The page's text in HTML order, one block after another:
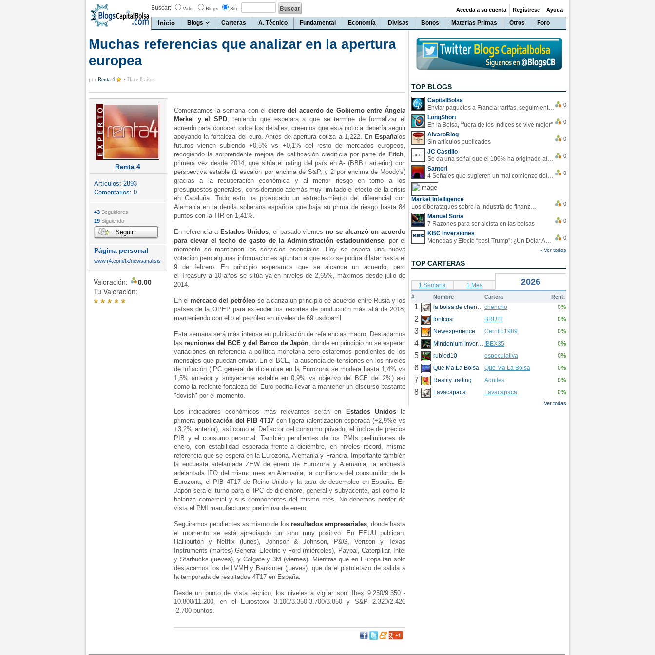
Buscar: Valor Blogs Site
Inicio Blogs Carteras A. Técnico Fundamental Economía Divisas Bonos Materias Primas Otros Foro
Acceda a su cuenta Regístrese Ayuda
Muchas referencias que analizar en la apertura
europea
por Renta 4 • Hace 8 años
Renta 4
Artículos: 2893
Comentarios: 0
43 Seguidores
19 Siguiendo
Seguir
Página personal
www.r4.com/tx/newsanalisis
Valoración:
0.00
Tu Valoración:
*****
Comenzamos la semana con el cierre del acuerdo de Gobierno entre Ángela
Merkel y el SPD, teniendo que esperara a que se termine de formalizar el
acuerdo para conocer todos los detalles, creemos que esta noticia debería seguir
apoyando la fortaleza del euro. Antes de apertura cotiza a 1,222. En Españalos
futuros vienen subiendo +0,5% vs +0,1% del resto de mercados europeos,
recogiendo la sorprendente mejora de calificación crediticia por parte de Fitch,
primera vez desde 2014, que sitúa el rating del país en A- (BBB+ anterior) con
perspectiva estable (1 escalón por encima de S&P, y 2 por encima de Moody's)
gracias a la recuperación económica y al menor riesgo en torno a los
presupuestos generales, considerando además muy limitado el efecto de la crisis
en Cataluña. Todo esto ha provocado un estrechamiento del diferencial con
Alemania en la deuda soberana española que baja su prima de riesgo hasta 84
puntos con la TIR en 1,41%.
En referencia a Estados Unidos, el pasado viernesno se alcanzó un acuerdo
para elevar el techo de gasto de la Administración estadounidense, por el
momento se mantienen los servicios esenciales. Hoy se espera una nueva
votación pero algunas informaciones apuntan a que esto se podría dilatar hasta el
9 de febrero. En principio esperamos que se alcance un acuerdo, pero
el Treasury a 10 años se sitúa ya en niveles de 2,65%, máximos desde julio de
2014.
En elmercado del petróleose alcanza un principio de acuerdo entre Rusia y los
países de la OPEP para extender los recortes de producción más allá de 2018,
manteniendo con ello el petróleo en niveles de 69 usd/barril
Esta semana será más intensa en publicación de referencias macro. Destacamos
lasreuniones del BCE y del Banco de Japón, donde en principio no se esperan
variaciones en referencia a política monetaria pero estaremos pendientes de los
mensajes que puedan enviar. En el BCE, la ausencia de tensiones en los niveles
de inflación (IPC general de diciembre en la Eurozona se modera hasta 1,4% vs
1,5% anterior y subyacente estable en 0,9% vs objetivo del BCE del 2%) así
como la reciente fortaleza del Euro podría llevar a mantener un discurso bastante
"dovish" por el momento.
Los indicadores económicos más relevantes serán en Estados Unidosla
primera publicación del PIB 4T17 con ligera ralentización esperada (+2,9%e vs
+3,2% anterior), así como el Deflactor del consumo privado, el índice de precios
PIB y el consumo personal. También pendientes de los PMIs preliminares de
enero, con estabilidad esperada frente a diciembre, en niveles récord, misma
referencia que se espera en la Eurozona, Alemania y Francia. Importante también
la encuesta adelantada ZEW de enero de Eurozona y Alemania, la encuesta
adelantada IFO del mismo mes en Alemania, la confianza del consumidor de la
Eurozona, el PIB 4T17 de Reino Unido y la tasa de desempleo en España. En
Japón será el turno para el IPC de diciembre, general y subyacente, así como la
balanza comercial y sus componentes del mismo mes. No debemos perder de
vista el PMI manufacturero preliminar de enero.
Seguiremos pendientes asimismo de los resultados empresariales, donde hasta
el momento se está apreciando un tono muy positivo. En EEUU publican:
Halliburton y Netflix (lunes), Johnson & Johnson, P&G, Verizon y Texas
Instruments (martes) General Electric y Ford (miércoles), Paypal, Caterpillar, Intel
y Starbucks (jueves), y Colgate y 3M (viernes). Mientras que en Europa tan sólo
destacamos los de LVMH y Bankinter (jueves), que da el pistoletazo de salida a
la temporada de resultados 4T17 en España.
Desde un punto de vista técnico, los niveles a vigilar son: Ibex 9.250/9.350 -
10.800/11.200, en el Eurostoxx 3.100/3.350-3.700/3.850 y S&P 2.320/2.420
-2.700 puntos.
TOP BLOGS
CapitalBolsa
Enviar paquetes a Francia: tarifas, seguimiento y ventajas destacadas
0
LongShort
En la Bolsa, “fuera de los índices se vive mejor”
0
AlvaroBlog
Sin artículos publicados
0
JC Castillo
Se da una señal que el 100% ha originado alzas en las bolsas
0
Santori
4 Señales que sugieren un mal comienzo del 3T de la economía EEUU
0
Market Intelligence
Los ciberataques sobre la industria de finanzas se han duplicado este año
0
Manuel Soria
7 Razones para ser alcista en las bolsas
0
KBC Inversiones
Monedas y Efecto “post-Trump”: ¿Un Dólar Americano operando en rangos?
0
• Ver todos
TOP CARTERAS
1 Semana 1 Mes 2026
# Nombre Cartera Rent.
1 la bolsa de chencho chencho 0%
2 fontcusi BRUFI 0%
3 Newexperience Cerrillo1989 0%
4 Mindonium Inversions IBEX35 0%
5 rubiod10 especulativa 0%
6 Que Ma La Bolsa Que Ma La Bolsa 0%
7 Reality trading Aquiles 0%
8 Lavacapaca Lavacapaca 0%
Ver todas